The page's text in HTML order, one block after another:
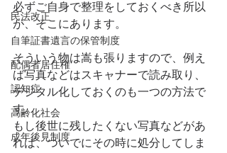
民法改正
自筆証書遺言の保管制度
配偶者居住権
認知症
高齢化社会
成年後見制度
必ずご自身で整理をしておくべき所以
が、そこにあります。
そういう物は嵩も張りますので、例え
ば写真などはスキャナーで読み取り、
デジタル化しておくのも一つの方法で
す。
もし後世に残したくない写真などがあ
れば、ついでにその時に処分してしま